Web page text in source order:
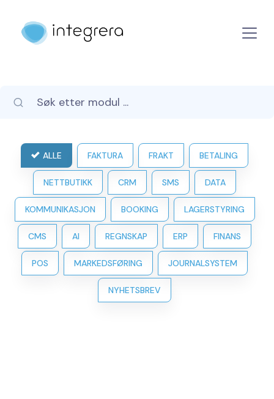
ALLE FAKTURA FRAKT BETALING
NETTBUTIKK CRM SMS DATA
KOMMUNIKASJON BOOKING LAGERSTYRING
CMS AI REGNSKAP ERP FINANS
POS MARKEDSFØRING JOURNALSYSTEM
NYHETSBREV